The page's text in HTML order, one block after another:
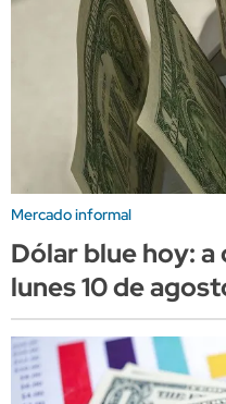
Mercado informal
Dólar blue hoy:
lunes 10 de